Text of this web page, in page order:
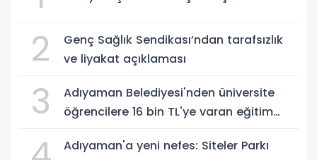
2
Genç Sağlık Sendikası’ndan tarafsızlık
ve liyakat açıklaması
3
Adıyaman Belediyesi'nden üniversite
öğrencilere 16 bin TL'ye varan eğitim
Adıyaman'a yeni nefes: Siteler Parkı